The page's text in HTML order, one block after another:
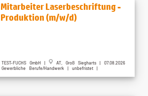
Mitarbeiter Laserbeschriftung -
Produktion (m/w/d)
TEST-FUCHS GmbH |
AT, Groß Siegharts | 07.08.2026
Gewerbliche Berufe/Handwerk | unbefristet |